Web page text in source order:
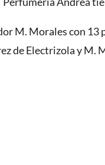
M. Morales con 13
de Electrizola y M.